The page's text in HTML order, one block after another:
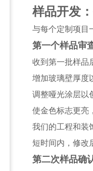
样品开发
与每个定制项目
第一个样品审
收到第一批样品
增加玻璃壁厚度
调整哑光涂层以
使金色标志更亮
我们的工程和装
短时间内，修改
第二次样品确